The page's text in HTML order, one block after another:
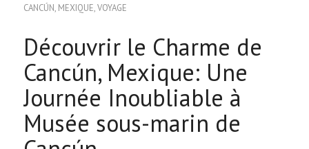
CANCÚN, MEXIQUE,VOYAGE
Découvrir le Charme de
Cancún, Mexique: Une
Journée Inoubliable à
Musée sous-marin de